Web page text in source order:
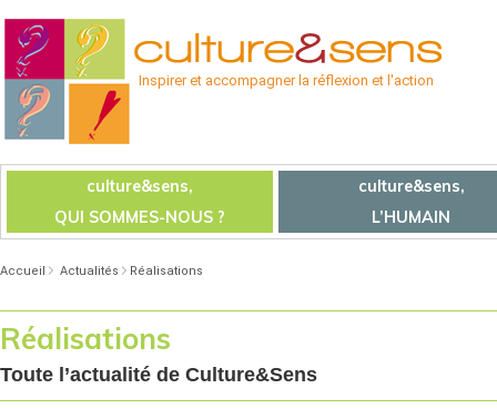
Inspirer et accompagner la réflexion et l'action
culture&sens,
QUI SOMMES-NOUS ?
culture&sens,
L’HUMAIN
Accueil Actualités Réalisations
Réalisations
Toute l’actualité de Culture&Sens